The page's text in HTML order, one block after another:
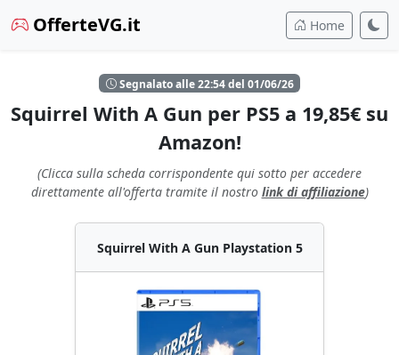
OfferteVG.it Home
Segnalato alle 22:54 del 01/06/26
Squirrel With A Gun per PS5 a 19,85€ su
Amazon!
(Clicca sulla scheda corrispondente qui sotto per accedere
direttamente all'offerta tramite il nostro link di affiliazione)
Squirrel With A Gun Playstation 5